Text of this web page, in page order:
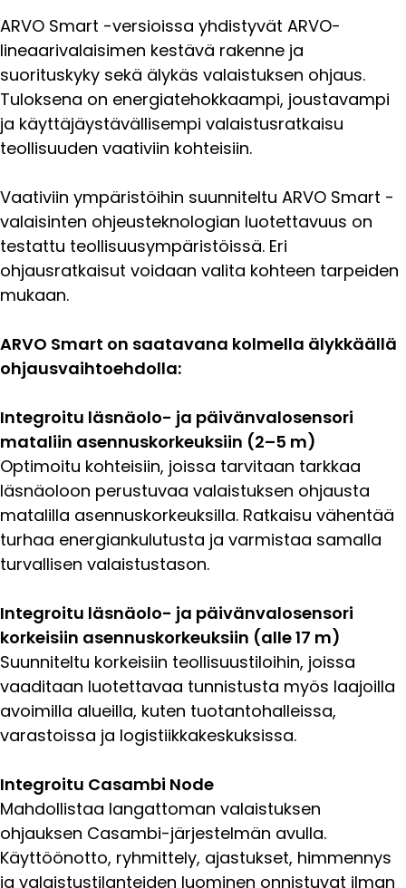
ARVO Smart -versioissa yhdistyvät ARVO-
lineaarivalaisimen kestävä rakenne ja
suorituskyky sekä älykäs valaistuksen ohjaus.
Tuloksena on energiatehokkaampi, joustavampi
ja käyttäjäystävällisempi valaistusratkaisu
teollisuuden vaativiin kohteisiin.
Vaativiin ympäristöihin suunniteltu ARVO Smart -
valaisinten ohjeusteknologian luotettavuus on
testattu teollisuusympäristöissä. Eri
ohjausratkaisut voidaan valita kohteen tarpeiden
mukaan.
ARVO Smart on saatavana kolmella älykkäällä
ohjausvaihtoehdolla:
Integroitu läsnäolo- ja päivänvalosensori
mataliin asennuskorkeuksiin (2–5 m)
Optimoitu kohteisiin, joissa tarvitaan tarkkaa
läsnäoloon perustuvaa valaistuksen ohjausta
matalilla asennuskorkeuksilla. Ratkaisu vähentää
turhaa energiankulutusta ja varmistaa samalla
turvallisen valaistustason.
Integroitu läsnäolo- ja päivänvalosensori
korkeisiin asennuskorkeuksiin (alle 17 m)
Suunniteltu korkeisiin teollisuustiloihin, joissa
vaaditaan luotettavaa tunnistusta myös laajoilla
avoimilla alueilla, kuten tuotantohalleissa,
varastoissa ja logistiikkakeskuksissa.
Integroitu Casambi Node
Mahdollistaa langattoman valaistuksen
ohjauksen Casambi-järjestelmän avulla.
Käyttöönotto, ryhmittely, ajastukset, himmennys
ja valaistustilanteiden luominen onnistuvat ilman